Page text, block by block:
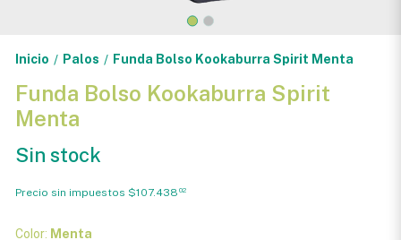
Inicio / Palos / Funda Bolso Kookaburra Spirit Menta
Funda Bolso Kookaburra Spirit
Menta
Sin stock
Precio sin impuestos $107.438 02
Color: Menta